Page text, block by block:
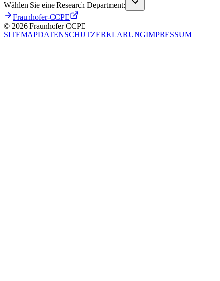
Wählen Sie eine Research Department:
Fraunhofer-CCPE
© 2026 Fraunhofer CCPE
SITEMAPDATENSCHUTZERKLÄRUNGIMPRESSUM